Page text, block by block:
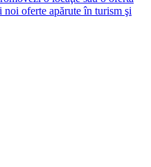
oferte apărute în turism şi